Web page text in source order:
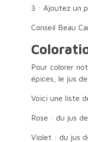
3 : Ajoutez un
Conseil Beau
Pour colorer
épices, le jus
Voici une liste
Rose : du jus
Violet : du jus